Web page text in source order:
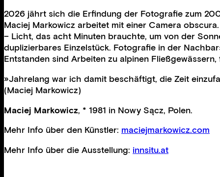
2026 jährt sich die Erfindung der Fotografie zum
Maciej Markowicz arbeitet mit einer Camera
– Licht, das acht Minuten brauchte, um von der
duplizierbares Einzelstück. Fotografie in der
Entstanden sind Arbeiten zu alpinen
»Jahrelang war ich damit beschäftigt, die Zeit
(Maciej Markowicz)
Maciej Markowicz, * 1981 in Nowy Sącz, Polen.
Mehr Info über den Künstler: maciejmarkowicz.com
Mehr Info über die Ausstellung: innsitu.at